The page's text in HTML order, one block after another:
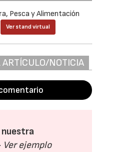
Pesca y Alimentación
Ver stand virtual
ARTÍCULO/NOTICIA
nuestra
Ver ejemplo